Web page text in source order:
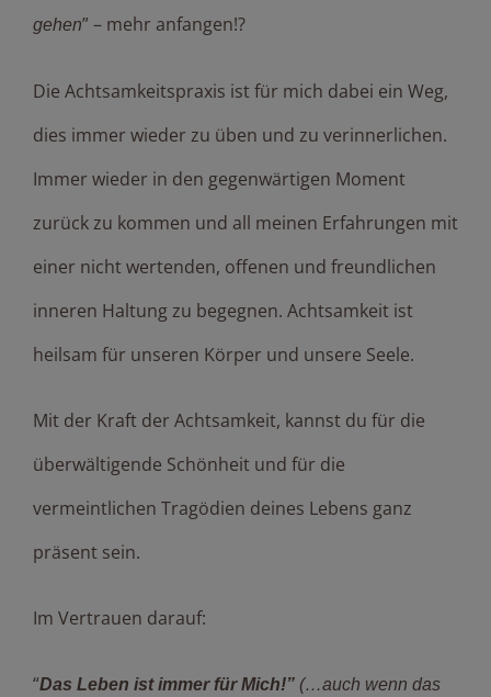
gehen” – mehr anfangen!?
Die Achtsamkeitspraxis ist für mich dabei ein Weg,
dies immer wieder zu üben und zu verinnerlichen.
Immer wieder in den gegenwärtigen Moment
zurück zu kommen und all meinen Erfahrungen mit
einer nicht wertenden, offenen und freundlichen
inneren Haltung zu begegnen. Achtsamkeit ist
heilsam für unseren Körper und unsere Seele.
Mit der Kraft der Achtsamkeit, kannst du für die
überwältigende Schönheit und für die
vermeintlichen Tragödien deines Lebens ganz
präsent sein.
Im Vertrauen darauf:
“Das Leben ist immer für Mich!” (…auch wenn das